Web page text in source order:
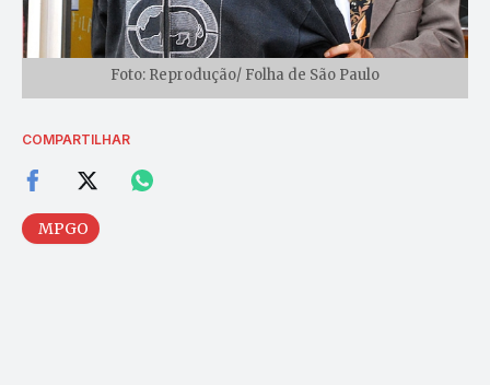
Foto: Reprodução/ Folha de São Paulo
COMPARTILHAR
MPGO